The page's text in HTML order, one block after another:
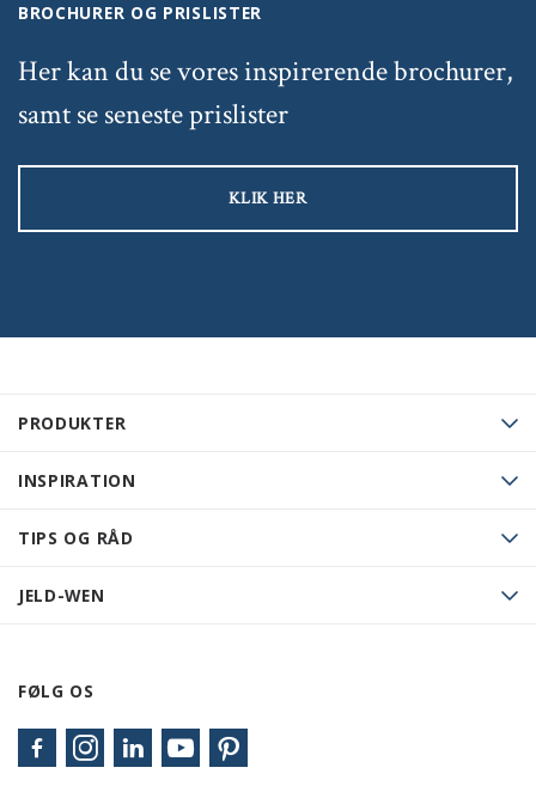
PRODUKTER
INSPIRATION
TIPS OG RÅD
JELD-WEN
FØLG OS
BROCHURER OG PRISLISTER
Her kan du se vores inspirerende brochurer,
samt se seneste prislister
KLIK HER